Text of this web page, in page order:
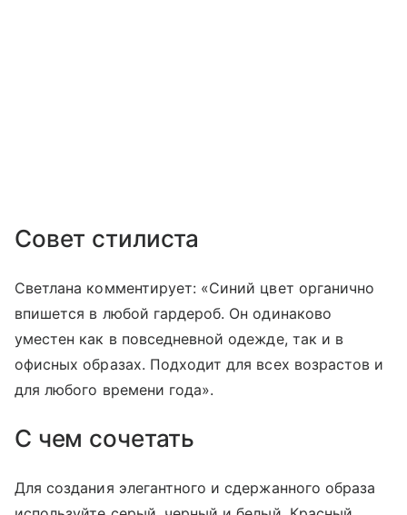
Совет стилиста
Светлана комментирует: «Синий цвет органично
впишется в любой гардероб. Он одинаково
уместен как в повседневной одежде, так и в
офисных образах. Подходит для всех возрастов и
для любого времени года».
С чем сочетать
Для создания элегантного и сдержанного образа